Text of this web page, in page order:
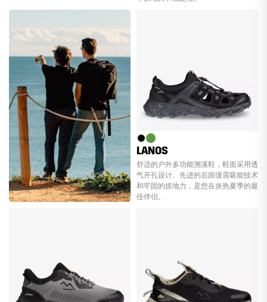
LANOS
舒适的户外多功能溯溪鞋，鞋面采用透
气开孔设计、先进的后跟缓震吸能技术
和牢固的抓地力，是您在炎热夏季的最
佳伴侣。